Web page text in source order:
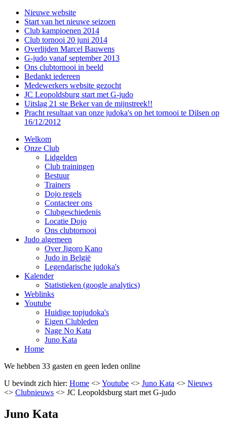
Nieuwe website
Start van het nieuwe seizoen
Club kampioenen 2014
Club tornooi 20 juni 2014
Overlijden Marcel Bauwens
G-judo vanaf september 2013
Ons clubtornooi in beeld
Bedankt iedereen
Medewerkers website gezocht
JC Leopoldsburg start met G-judo
Uitslag 21 ste Beker van de mijnstreek!!
Pracht resultaat van onze judoka's op het tornooi te Dilsen op
16/12/2012
Welkom
Onze Club
Lidgelden
Club trainingen
Bestuur
Trainers
Dojo regels
Contacteer ons
Clubgeschiedenis
Locatie Dojo
Ons clubtornooi
Judo algemeen
Over Jigoro Kano
Judo in België
Legendarische judoka's
Kalender
Statistieken (google analytics)
Weblinks
Youtube
Huidige topjudoka's
Eigen Clubleden
Nage No Kata
Juno Kata
Home
We hebben 33 gasten en geen leden online
U bevindt zich hier: Home <>Youtube <> Juno Kata <> Nieuws
<> Clubnieuws <> JC Leopoldsburg start met G-judo
Juno Kata